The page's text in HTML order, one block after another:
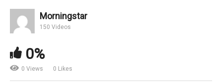
Mercati emergenti: opportunità di crescita per gli
Morningstar
150 Videos
0%
0 Views 0 Likes